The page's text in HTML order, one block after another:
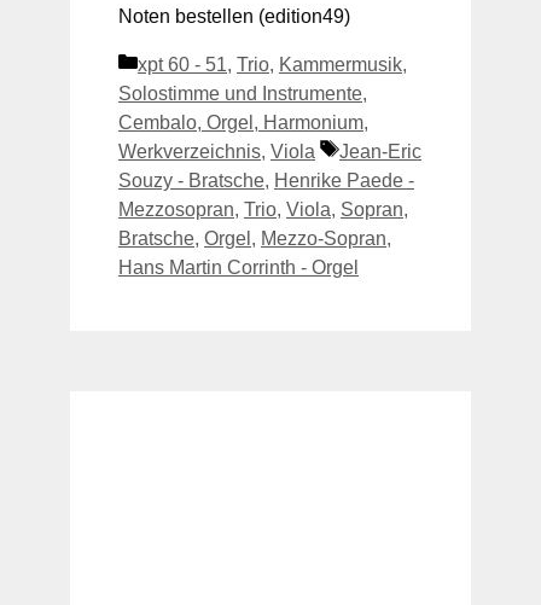
Noten bestellen (edition49)
Kategorien
xpt 60 - 51, Trio, Kammermusik,
Solostimme und Instrumente,
Cembalo, Orgel, Harmonium,
Werkverzeichnis, Viola Schlagwörter
Jean-Eric
Souzy - Bratsche, Henrike Paede -
Mezzosopran, Trio, Viola, Sopran,
Bratsche, Orgel , Mezzo-Sopran,
Hans Martin Corrinth - Orgel